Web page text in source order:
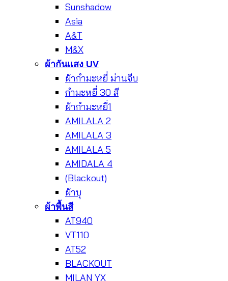
Sunshadow
Asia
A&T
M&X
ผ้ากันแสง UV
ผ้ากำมะหยี่ ม่านจีบ
กำมะหยี่ 30 สี
ผ้ากำมะหยี่1
AMILALA 2
AMILALA 3
AMILALA 5
AMIDALA 4
(Blackout)
ผ้าบุ
ผ้าพื้นสี
AT940
VT110
AT52
BLACKOUT
MILAN YX